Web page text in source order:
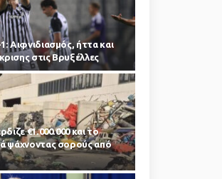
Αιφνιδιασμός, ήττα και
στις Βρυξέλλες
€1.000.000 και το
ψάχνοντας σορούς από